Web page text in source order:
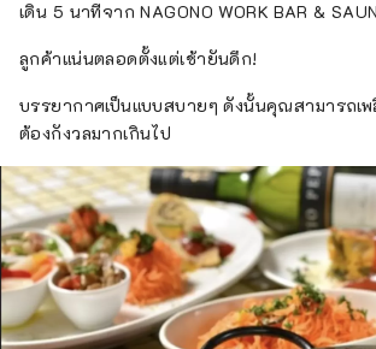
เดิน 5 นาทีจาก NAGONO WORK BAR &
ลูกค้าแน่นตลอดตั้งแต่เช้ายันดึก!
บรรยากาศเป็นแบบสบายๆ ดังนั้นคุณสามารถเพ
ต้องกังวลมากเกินไป